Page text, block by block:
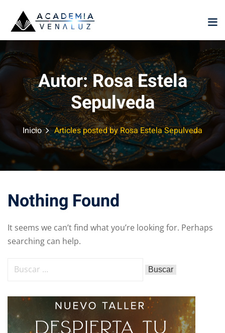
Autor:Rosa Estela
Sepulveda
Inicio Articles posted by Rosa Estela Sepulveda
Nothing Found
It seems we can’t find what you’re looking for. Perhaps
searching can help.
Sign in
Sign in
Don’t have an account?Sign up
Remember me Lost your password?